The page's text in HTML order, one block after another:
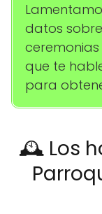
datos
que te
para
🕰️ Los